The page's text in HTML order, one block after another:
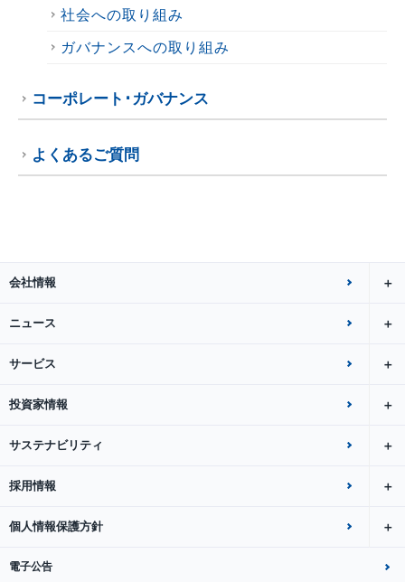
社会への取り組み
ガバナンスへの取り組み
コーポレート･ガバナンス
よくあるご質問
会社情報
ニュース
サービス
投資家情報
サステナビリティ
採用情報
個人情報保護方針
電子公告